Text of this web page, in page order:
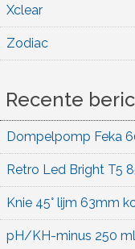
Xclear
Zodiac
Recente
Dompelpomp Feka
Retro Led Bright T5
Knie 45° lijm 63mm
pH/KH-minus 250